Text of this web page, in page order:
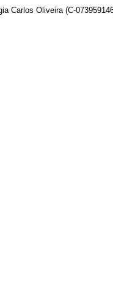
Carlos Oliveira (C-